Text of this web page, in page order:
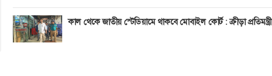
কাল থেকে জাতীয় স্টেডিয়ামে থাকবে মোবাইল কোর্ট : ক্রীড়া প্রতিমন্ত্রী